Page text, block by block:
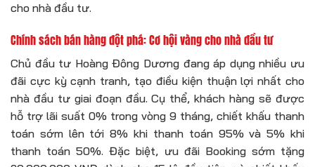
cho nhà đầu tư.
Chính sách bán hàng đột phá: Cơ hội vàng cho nhà đầu tư
Chủ đầu tư Hoàng Đông Dương đang áp dụng nhiều ưu
đãi cực kỳ cạnh tranh, tạo điều kiện thuận lợi nhất cho
nhà đầu tư giai đoạn đầu. Cụ thể, khách hàng sẽ được
hỗ trợ lãi suất 0% trong vòng 9 tháng, chiết khấu thanh
toán sớm lên tới 8% khi thanh toán 95% và 5% khi
thanh toán 50%. Đặc biệt, ưu đãi Booking sớm tặng